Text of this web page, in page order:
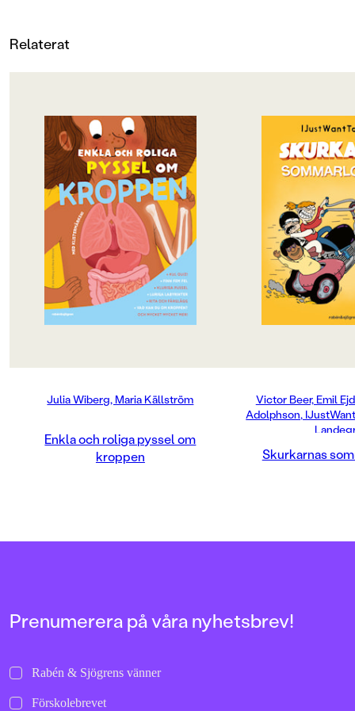
Relaterat
OM BOKEN
Hur funkar kroppen egentligen?
Följ med på en pysslig
upptäcktsresa fylld av roliga fakta,
kluriga uppgifter och kreativa
aktiviteter. Lär och lek – allt på
samma gång! Från den populära
serien Enkla och roliga fakta av
Julia Wiberg. Illustrationer av
Maria Källström.
Julia Wiberg, Maria Källström
Enkla och roliga pyssel om
kroppen
OM BOKEN
Skurkarnas
maxad
mellanåldern, fylld
läsning och
hela sommaren.
bland annat kasta
soloäventyret
skurkskolan”, där
väg och försöker ta
dagen utan att bli
äventyret finns
pyssel som tar
aktivitet på ett sätt
målgruppen.
Victor Beer, Emil
Adolphson,
Skurkarnas
Prenumerera på våra nyhetsbrev!
Rabén & Sjögrens vänner
Förskolebrevet